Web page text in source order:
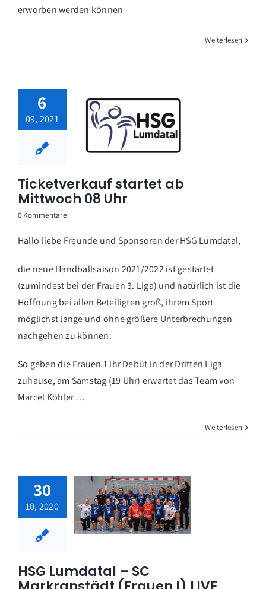
erworben werden können
Weiterlesen
6
09, 2021
Ticketverkauf startet ab
Mittwoch 08 Uhr
0 Kommentare
Hallo liebe Freunde und Sponsoren der HSG Lumdatal,
die neue Handballsaison 2021/2022 ist gestartet
(zumindest bei der Frauen 3. Liga) und natürlich ist die
Hoffnung bei allen Beteiligten groß, ihrem Sport
möglichst lange und ohne größere Unterbrechungen
nachgehen zu können.
So geben die Frauen 1 ihr Debüt in der Dritten Liga
zuhause, am Samstag (19 Uhr) erwartet das Team von
Marcel Köhler …
Weiterlesen
30
10, 2020
HSG Lumdatal – SC